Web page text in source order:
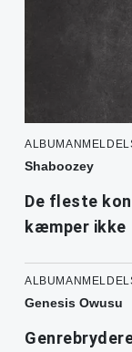
Shaboozey
De fleste
kæmper ikke
Genesis Owusu